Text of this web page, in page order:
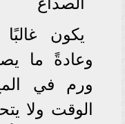
يكون
وعادةً ما
ورم في
الوقت ولا